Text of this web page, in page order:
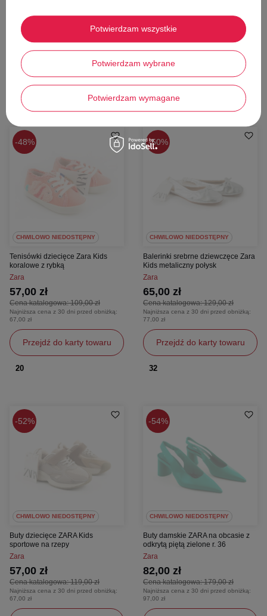
Cena katalogowa: 89,00 zł
Najniższa cena z 30 dni przed obniżką:
57,00 zł
Przejdź do karty towaru
23
Cena katalogowa:
Najniższa cena z 30 dni przed obniżką:
Przejdź do karty towaru
48%
CHWILOWO NIEDOSTĘPNY
Tenisówki dziecięce Zara Kids
koralowe z rybką
Zara
Cena katalogowa:109,00 zł
57,00 zł
Najniższa cena z 30 dni przed obniżką:
67,00 zł
Przejdź do karty towaru
20
50%
CHWILOWO NIEDOSTĘPNY
Balerinki srebrne dziewczęce Zara
Kids metaliczny połysk
Zara
Cena katalogowa:129,00 zł
65,00 zł
Najniższa cena z 30 dni przed obniżką:
77,00 zł
Przejdź do karty towaru
32
52%
CHWILOWO NIEDOSTĘPNY
Buty dziecięce ZARA Kids
sportowe na rzepy
Zara
Cena katalogowa:119,00 zł
57,00 zł
Najniższa cena z 30 dni przed obniżką:
67,00 zł
54%
CHWILOWO NIEDOSTĘPNY
Buty damskie ZARA na obcasie z
odkrytą piętą zielone r. 36
Zara
Cena katalogowa:179,00 zł
82,00 zł
Najniższa cena z 30 dni przed obniżką:
97,00 zł
Potwierdzam wybrane
Potwierdzam wymagane
Potwierdzam wszystkie